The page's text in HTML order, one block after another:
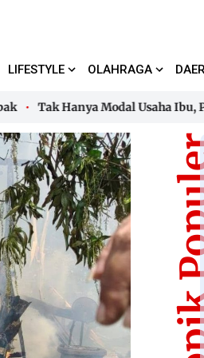
LIFESTYLE OLAHRAGA
Tak Hanya Modal Usaha Ibu, PNM
Tak Hanya Modal Usaha Ibu, PNM